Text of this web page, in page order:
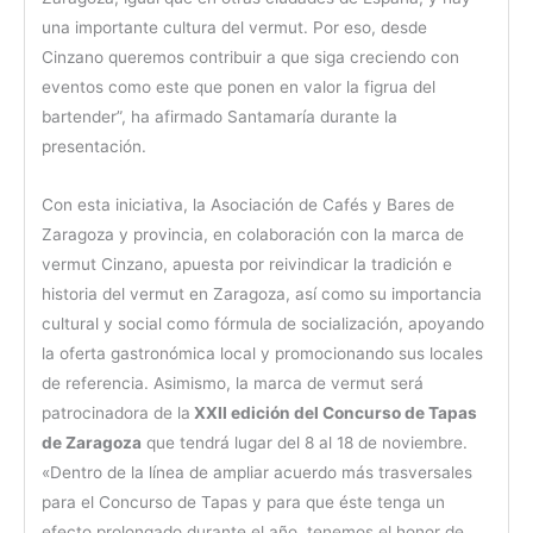
una importante cultura del vermut. Por eso, desde
Cinzano queremos contribuir a que siga creciendo con
eventos como este que ponen en valor la figrua del
bartender”, ha afirmado Santamaría durante la
presentación.
Con esta iniciativa, la Asociación de Cafés y Bares de
Zaragoza y provincia, en colaboración con la marca de
vermut Cinzano, apuesta por reivindicar la tradición e
historia del vermut en Zaragoza, así como su importancia
cultural y social como fórmula de socialización, apoyando
la oferta gastronómica local y promocionando sus locales
de referencia. Asimismo, la marca de vermut será
patrocinadora de la XXII edición del Concurso de Tapas
de Zaragoza que tendrá lugar del 8 al 18 de noviembre.
«Dentro de la línea de ampliar acuerdo más trasversales
para el Concurso de Tapas y para que éste tenga un